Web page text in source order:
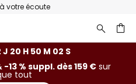
votre écoute
J 20 H 50 M 02 S
13 % suppl. dès 159 €sur
tout